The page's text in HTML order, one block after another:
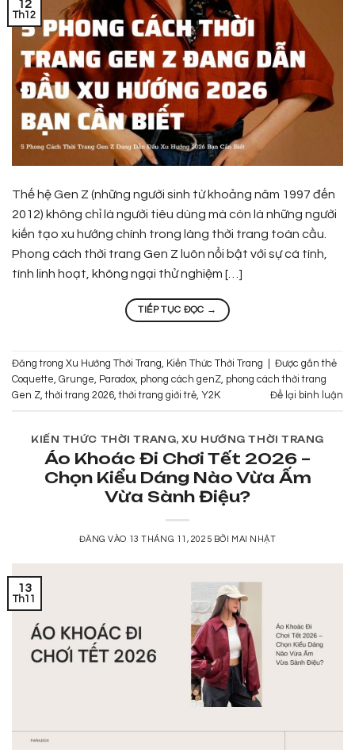
12
Th12
Thế hệ Gen Z (những người sinh từ khoảng năm 1997 đến
2012) không chỉ là người tiêu dùng mà còn là những người
kiến tạo xu hướng chính trong làng thời trang toàn cầu.
Phong cách thời trang Gen Z luôn nổi bật với sự cá tính,
tính linh hoạt, không ngại thử nghiệm […]
TIẾP TỤC ĐỌC →
Đăng trong Xu Hướng Thời Trang, Kiến Thức Thời Trang
Được gắn thẻ
Coquette, Grunge, Paradox, phong cách genZ, phong cách thời trang
Gen Z,thời trang 2026,thời trang giới trẻ, Y2K Để lại bình luận
KIẾN THỨC THỜI TRANG,XU HƯỚNG THỜI TRANG
Áo Khoác Đi Chơi Tết 2026 –
Chọn Kiểu Dáng Nào Vừa Ấm
Vừa Sành Điệu?
ĐĂNG VÀO 13 THÁNG 11, 2025 BỞI MAI NHẬT
13
Th11